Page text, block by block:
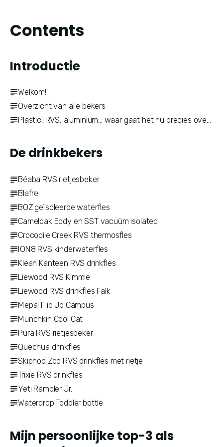
Contents
Introductie
Welkom!
Overzicht van alle bekers
Plastic, RVS, aluminium... waar gaat het nu precies over?
De drinkbekers
Béaba RVS rietjesbeker
Blafre
BOZ geïsoleerde waterfles
Camelbak Eddy en SST vacuüm isolated
Crocodile Creek RVS thermosfles
ION8 RVS kinderwaterfles
Klean Kanteen RVS drinkfles
Liewood RVS Kimmie
Liewood RVS drinkfles Falk
Mepal Flip Up Campus
Munchkin Cool Cat
Pura RVS rietjesbeker
Quechua drinkfles
Skiphop Zoo RVS drinkfles met rietje
Trixie RVS drinkfles
Yeti Rambler Jr.
Waterdrop Toddler bottle
Mijn persoonlijke top-3 als